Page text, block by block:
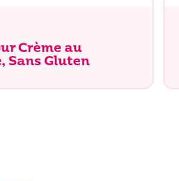
Crème au
Sans Gluten